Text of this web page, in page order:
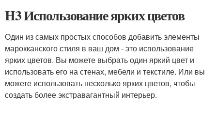
H3 Использование ярких цветов
Один из самых простых способов добавить элементы
марокканского стиля в ваш дом - это использование
ярких цветов. Вы можете выбрать один яркий цвет и
использовать его на стенах, мебели и текстиле. Или вы
можете использовать несколько ярких цветов, чтобы
создать более экстравагантный интерьер.